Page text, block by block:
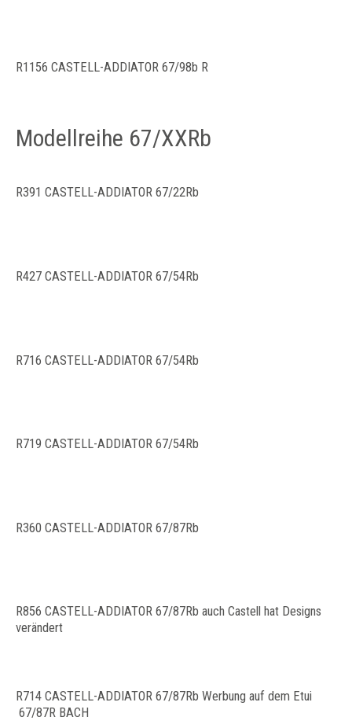
R1156 CASTELL-ADDIATOR 67/98b R
Modellreihe 67/XXRb
R391 CASTELL-ADDIATOR 67/22Rb
R427 CASTELL-ADDIATOR 67/54Rb
R716 CASTELL-ADDIATOR 67/54Rb
R719 CASTELL-ADDIATOR 67/54Rb
R360 CASTELL-ADDIATOR 67/87Rb
R856 CASTELL-ADDIATOR 67/87Rb auch Castell hat Designs
verändert
R714 CASTELL-ADDIATOR 67/87Rb Werbung auf dem Etui
67/87R BACH